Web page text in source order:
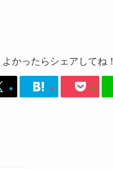
よかったらシェアしてね！